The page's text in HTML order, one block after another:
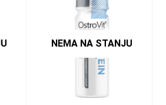
NEMA NA STANJU